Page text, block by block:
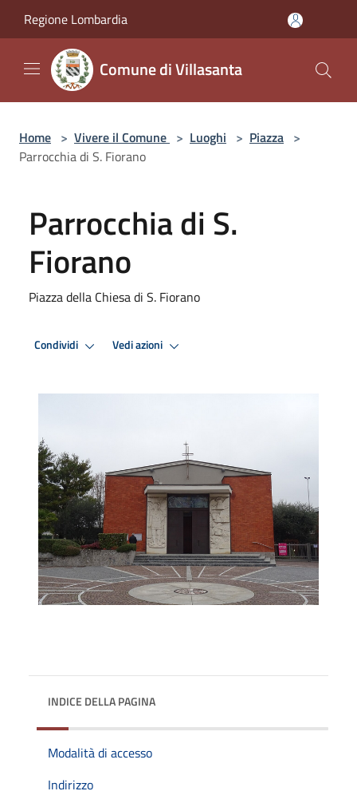
Regione Lombardia
Comune di Villasanta
Home > Vivere il Comune > Luoghi > Piazza >
Parrocchia di S. Fiorano
Parrocchia di S.
Fiorano
Piazza della Chiesa di S. Fiorano
Condividi Vedi azioni
INDICE DELLA PAGINA
Modalità di accesso
Indirizzo